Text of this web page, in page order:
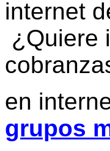
internet
¿Quiere
en
grupos